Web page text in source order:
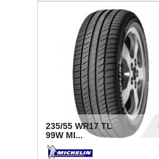
235/55 WR17 TL
99W MI...